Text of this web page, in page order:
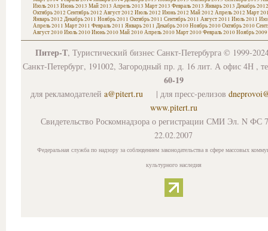
Июль 2013 Июнь 2013 Май 2013 Апрель 2013 Март 2013 Февраль 2013 Январь 2013 Декабрь 2012
Октябрь 2012 Сентябрь 2012 Август 2012 Июль 2012 Июнь 2012 Май 2012 Апрель 2012 Март
Январь 2012 Декабрь 2011 Ноябрь 2011 Октябрь 2011 Сентябрь 2011 Август 2011 Июль 2011
Апрель 2011 Март 2011 Февраль 2011 Январь 2011 Декабрь 2010Ноябрь 2010Октябрь 2010
Август 2010Июль 2010Июнь 2010Май 2010Апрель 2010Март 2010Февраль 2010Ноябрь 2009
Питер-Т, Туристический бизнес Санкт-Петербурга © 1999-
Санкт-Петербург, 191002, Загородный пр. д. 16 лит. А офис 4Н ,
60-19
для рекламодателей a@pitert.ru | для пресс-релизов
www.pitert.ru
Свидетельство Роскомнадзора о регистрации СМИ Эл. N ФС
22.02.2007
Федеральная служба по надзору за соблюдением законодательства в сфере массовых
культурного наследия